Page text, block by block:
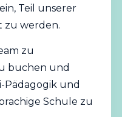
Teil unserer
zu werden.
zu
buchen und
Pädagogik und
Schule zu